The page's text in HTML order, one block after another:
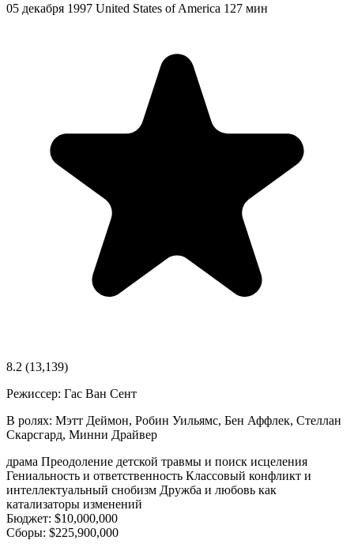
05 декабря 1997 United States of America 127 мин
8.2 (13,139)
Режиссер: Гас Ван Сент
В ролях: Мэтт Деймон, Робин Уильямс, Бен Аффлек, Стеллан
Скарсгард, Минни Драйвер
драма Преодоление детской травмы и поиск исцеления
Гениальность и ответственность Классовый конфликт и
интеллектуальный снобизм Дружба и любовь как
катализаторы изменений
Бюджет: $10,000,000
Сборы: $225,900,000